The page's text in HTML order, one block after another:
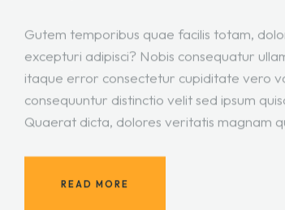
Gutem temporibus quae facilis totam,
excepturi adipisci? Nobis consequatur
itaque error consectetur cupiditate vero
consequuntur distinctio velit sed ipsum
Quaerat dicta, dolores veritatis magnam
READ MORE